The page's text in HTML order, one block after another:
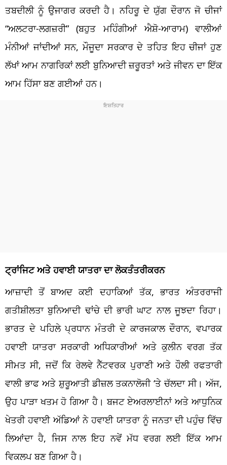
ਤਬਦੀਲੀ ਨੂੰ ਉਜਾਗਰ ਕਰਦੀ ਹੈ। ਨਹਿਰੂ ਦੇ ਯੁੱਗ ਦੌਰਾਨ ਜੋ ਚੀਜਾਂ
“ਅਲਟਰਾ-ਲਗਜ਼ਰੀ” (ਬਹੁਤ ਮਹਿੰਗੀਆਂ ਐਸ਼ੋ-ਆਰਾਮ) ਵਾਲੀਆਂ
ਮੰਨੀਆਂ ਜਾਂਦੀਆਂ ਸਨ, ਮੌਜੂਦਾ ਸਰਕਾਰ ਦੇ ਤਹਿਤ ਇਹ ਚੀਜਾਂ ਹੁਣ
ਲੱਖਾਂ ਆਮ ਨਾਗਰਿਕਾਂ ਲਈ ਬੁਨਿਆਦੀ ਜ਼ਰੂਰਤਾਂ ਅਤੇ ਜੀਵਨ ਦਾ ਇੱਕ
ਆਮ ਹਿੱਸਾ ਬਣ ਗਈਆਂ ਹਨ।
ਟ੍ਰਾਂਜਿਟ ਅਤੇ ਹਵਾਈ ਯਾਤਰਾ ਦਾ ਲੋਕਤੰਤਰੀਕਰਨ
ਆਜ਼ਾਦੀ ਤੋਂ ਬਾਅਦ ਕਈ ਦਹਾਕਿਆਂ ਤੱਕ, ਭਾਰਤ ਅੰਤਰਰਾਜੀ
ਗਤੀਸ਼ੀਲਤਾ ਬੁਨਿਆਦੀ ਢਾਂਚੇ ਦੀ ਭਾਰੀ ਘਾਟ ਨਾਲ ਜੂਝਦਾ ਰਿਹਾ।
ਭਾਰਤ ਦੇ ਪਹਿਲੇ ਪ੍ਰਧਾਨ ਮੰਤਰੀ ਦੇ ਕਾਰਜਕਾਲ ਦੌਰਾਨ, ਵਪਾਰਕ
ਹਵਾਈ ਯਾਤਰਾ ਸਰਕਾਰੀ ਅਧਿਕਾਰੀਆਂ ਅਤੇ ਕੁਲੀਨ ਵਰਗ ਤੱਕ
ਸੀਮਤ ਸੀ, ਜਦੋਂ ਕਿ ਰੇਲਵੇ ਨੈੱਟਵਰਕ ਪੁਰਾਣੀ ਅਤੇ ਹੌਲੀ ਰਫਤਾਰੀ
ਵਾਲੀ ਭਾਫ ਅਤੇ ਸ਼ੁਰੂਆਤੀ ਡੀਜ਼ਲ ਤਕਨਾਲੋਜੀ ‘ਤੇ ਚੱਲਦਾ ਸੀ। ਅੱਜ,
ਉਹ ਪਾੜਾ ਖਤਮ ਹੋ ਗਿਆ ਹੈ। ਬਜਟ ਏਅਰਲਾਈਨਾਂ ਅਤੇ ਆਧੁਨਿਕ
ਖੇਤਰੀ ਹਵਾਈ ਅੱਡਿਆਂ ਨੇ ਹਵਾਈ ਯਾਤਰਾ ਨੂੰ ਜਨਤਾ ਦੀ ਪਹੁੰਚ ਵਿੱਚ
ਲਿਆਂਦਾ ਹੈ, ਜਿਸ ਨਾਲ ਇਹ ਨਵੇਂ ਮੱਧ ਵਰਗ ਲਈ ਇੱਕ ਆਮ
ਵਿਕਲਪ ਬਣ ਗਿਆ ਹੈ।